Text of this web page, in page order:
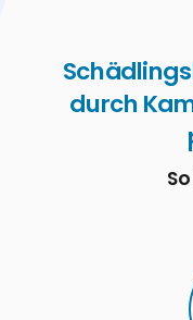
durch